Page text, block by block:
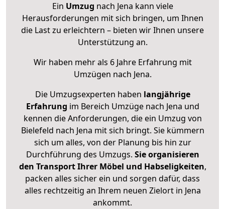
Ein Umzug nach Jena kann viele
Herausforderungen mit sich bringen, um Ihnen
die Last zu erleichtern – bieten wir Ihnen unsere
Unterstützung an.
Wir haben mehr als 6 Jahre Erfahrung mit
Umzügen nach Jena.
Die Umzugsexperten haben langjährige
Erfahrung im Bereich Umzüge nach Jena und
kennen die Anforderungen, die ein Umzug von
Bielefeld nach Jena mit sich bringt. Sie kümmern
sich um alles, von der Planung bis hin zur
Durchführung des Umzugs. Sie organisieren
den Transport Ihrer Möbel und Habseligkeiten,
packen alles sicher ein und sorgen dafür, dass
alles rechtzeitig an Ihrem neuen Zielort in Jena
ankommt.